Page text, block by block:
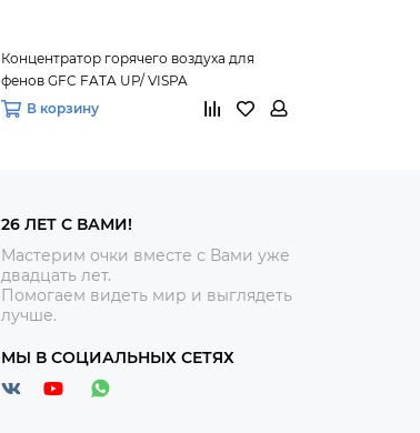
Концентратор горячего воздуха для
фенов GFC FATA UP/ VISPA
В корзину
26 ЛЕТ С ВАМИ!
Мастерим очки вместе с Вами уже
двадцать лет.
Помогаем видеть мир и выглядеть
лучше.
МЫ В СОЦИАЛЬНЫХ СЕТЯХ